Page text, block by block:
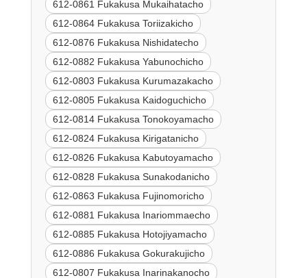
612-0861 Fukakusa Mukaihatacho
612-0864 Fukakusa Toriizakicho
612-0876 Fukakusa Nishidatecho
612-0882 Fukakusa Yabunochicho
612-0803 Fukakusa Kurumazakacho
612-0805 Fukakusa Kaidoguchicho
612-0814 Fukakusa Tonokoyamacho
612-0824 Fukakusa Kirigatanicho
612-0826 Fukakusa Kabutoyamacho
612-0828 Fukakusa Sunakodanicho
612-0863 Fukakusa Fujinomoricho
612-0881 Fukakusa Inariommaecho
612-0885 Fukakusa Hotojiyamacho
612-0886 Fukakusa Gokurakujicho
612-0807 Fukakusa Inarinakanocho